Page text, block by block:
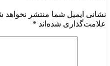
نشانی ایمیل شما منتشر نخواهد
علامت‌گذاری شده‌اند *